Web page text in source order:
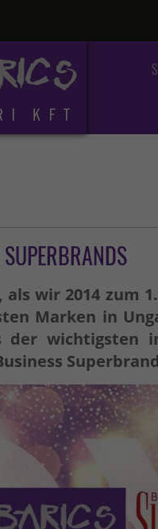
wir 2014 zum
Marken in
der wichtigsten